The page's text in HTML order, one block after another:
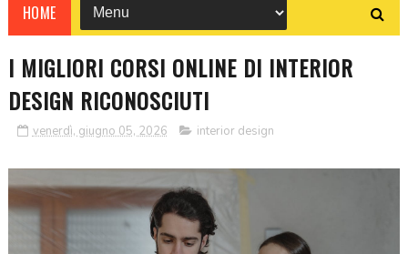
HOME
I MIGLIORI CORSI ONLINE DI INTERIOR
DESIGN RICONOSCIUTI
venerdì, giugno 05, 2026 interior design